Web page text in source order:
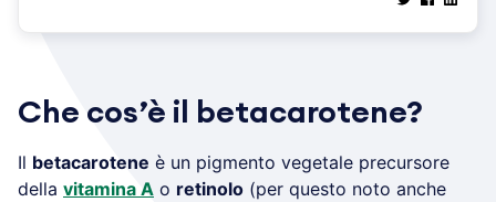
Che cos’è il betacarotene?
Il betacarotene è un pigmento vegetale precursore
della vitamina A o retinolo (per questo noto anche